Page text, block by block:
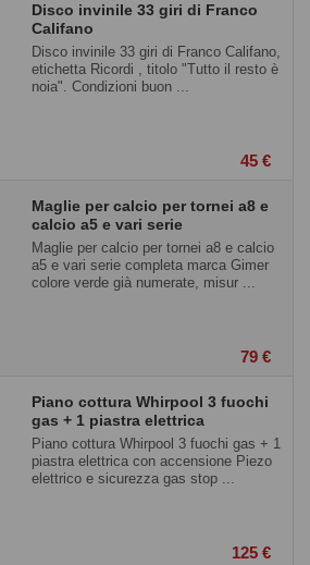
Disco invinile 33 giri di Franco
Califano
Disco invinile 33 giri di Franco Califano,
etichetta Ricordi , titolo "Tutto il resto è
noia". Condizioni buon ...
45 €
Maglie per calcio per tornei a8 e
calcio a5 e vari serie
Maglie per calcio per tornei a8 e calcio
a5 e vari serie completa marca Gimer
colore verde già numerate, misur ...
79 €
Piano cottura Whirpool 3 fuochi
gas + 1 piastra elettrica
Piano cottura Whirpool 3 fuochi gas + 1
piastra elettrica con accensione Piezo
elettrico e sicurezza gas stop ...
125 €